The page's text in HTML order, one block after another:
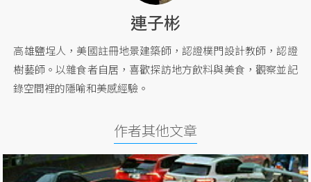
連子彬
高雄鹽埕人，美國註冊地景建築師，認證樸門設計教師，認證
樹藝師。以雜食者自居，喜歡探訪地方飲料與美食，觀察並記
錄空間裡的隱喻和美感經驗。
作者其他文章